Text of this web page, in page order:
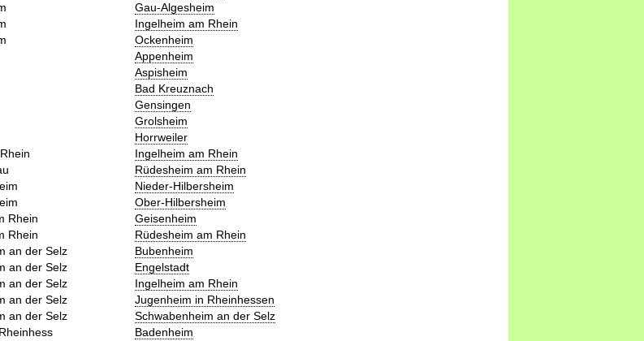
Gau-Algesheim
Ingelheim am Rhein
Ockenheim
Appenheim
Aspisheim
Bad Kreuznach
Gensingen
Grolsheim
Horrweiler
Ingelheim am Rhein
Rüdesheim am Rhein
Nieder-Hilbersheim
Ober-Hilbersheim
Rhein
Geisenheim
Rhein
Rüdesheim am Rhein
an der Selz
Bubenheim
an der Selz
Engelstadt
an der Selz
Ingelheim am Rhein
an der Selz
Jugenheim in Rheinhessen
an der Selz
Schwabenheim an der Selz
Badenheim